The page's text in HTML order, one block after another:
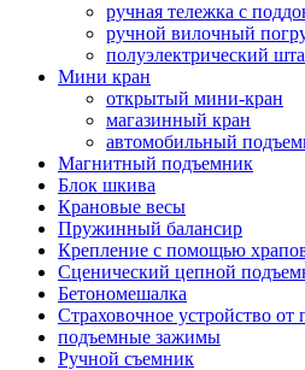
ручная тележка с
ручной вилочный
полуэлектрический
Мини кран
открытый мини-кран
магазинный кран
автомобильный
Магнитный подъемник
Блок шкива
Крановые весы
Пружинный балансир
Крепление с помощью
Сценический цепной
Бетономешалка
Страховочное устройство от
подъемные зажимы
Ручной съемник